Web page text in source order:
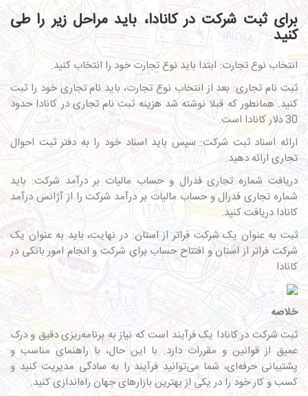
برای ثبت شرکت در کانادا، باید مراحل زیر را طی
کنید
انتخاب نوع تجارت: ابتدا باید نوع تجارت خود را انتخاب کنید.
ثبت نام تجاری: بعد از انتخاب نوع تجارت، باید نام تجاری خود را ثبت
کنید. همانطور که قبلا نوشته شد هزینه ثبت نام تجاری در کانادا حدود
30 دلار کانادا است.
ارائه اسناد ثبت شرکت: سپس باید اسناد خود را به دفتر ثبت احوال
تجاری ارائه دهید.
دریافت شماره تجاری فدرال و حساب مالیات بر درآمد شرکت: باید
شماره تجاری فدرال و حساب مالیات بر درآمد شرکت را از آژانس درآمد
کانادا دریافت کنید.
ثبت به عنوان یک شرکت فراتر از استان: در نهایت، باید به عنوان یک
شرکت فراتر از استان و افتتاح حساب برای شرکت و انجام امور بانکی در
کانادا
خلاصه
ثبت شرکت در کانادا یک فرآیند است که نیاز به برنامه‌ریزی دقیق و درک
عمیق از قوانین و مقررات دارد. با این حال، با راهنمای مناسب و
پشتیبانی حرفه‌ای، شما می‌توانید فرآیند را به سادگی مدیریت کنید و
کسب و کار خود را در یکی از بهترین بازارهای جهان راه‌اندازی کنید.